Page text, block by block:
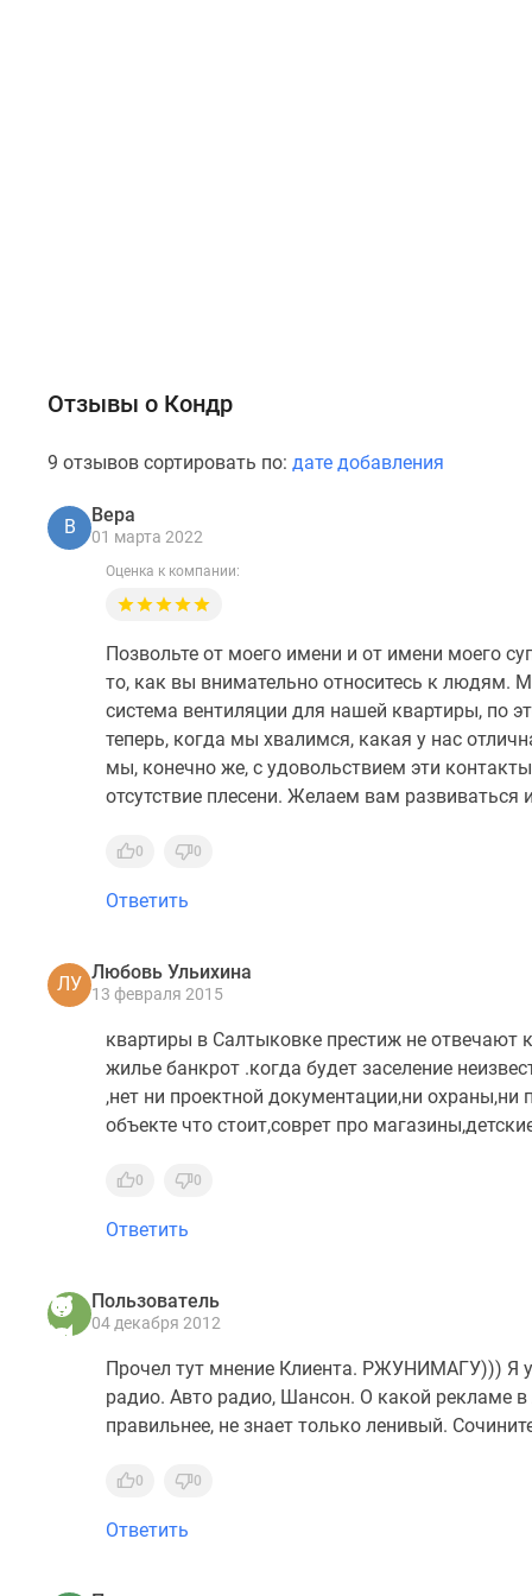
Отзывы о Кондр
9 отзывов сортировать по: дате добавления
В
Вера
01 марта 2022
Оценка к компании:
Позвольте от моего имени и от имени моего
то, как вы внимательно относитесь к людям.
система вентиляции для нашей квартиры, по
теперь, когда мы хвалимся, какая у нас
мы, конечно же, с удовольствием эти
отсутствие плесени. Желаем вам
0 0
Ответить
ЛУ
Любовь Ульихина
13 февраля 2015
квартиры в Салтыковке престиж не
жилье банкрот .когда будет заселение
,нет ни проектной документации,ни охраны,ни
объекте что стоит,соврет про
0 0
Ответить
Пользователь
04 декабря 2012
Прочел тут мнение Клиента. РЖУНИМАГУ))) Я
радио. Авто радио, Шансон. О какой рекламе
правильнее, не знает только ленивый.
0 0
Ответить